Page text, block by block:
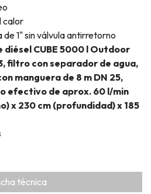
técnica
calor
1" sin válvula antirretorno
diésel CUBE 5000 l Outdoor
filtro con separador de agua,
manguera de 8 m DN 25,
efectivo de aprox. 60 l/min
x 230 cm (profundidad) x 185